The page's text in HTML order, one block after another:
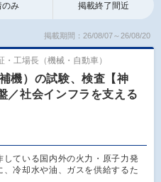
のみ 掲載終了間近
掲載期間：26/08/07～26/08/20
工場長（機械・自動車）
機）の試験、検査【神
／社会インフラを支える
ている国内外の火力・原子力発
、冷却水や油、ガスを供給するた